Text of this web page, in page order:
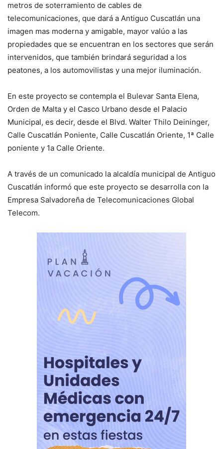
metros de soterramiento de cables de
telecomunicaciones, que dará a Antiguo Cuscatlán una
imagen mas moderna y amigable, mayor valúo a las
propiedades que se encuentran en los sectores que serán
intervenidos, que también brindará seguridad a los
peatones, a los automovilistas y una mejor iluminación.
En este proyecto se contempla el Bulevar Santa Elena,
Orden de Malta y el Casco Urbano desde el Palacio
Municipal, es decir, desde el Blvd. Walter Thilo Deininger,
Calle Cuscatlán Poniente, Calle Cuscatlán Oriente, 1ª Calle
poniente y 1a Calle Oriente.
A través de un comunicado la alcaldía municipal de Antiguo
Cuscatlán informó que este proyecto se desarrolla con la
Empresa Salvadoreña de Telecomunicaciones Global
Telecom.